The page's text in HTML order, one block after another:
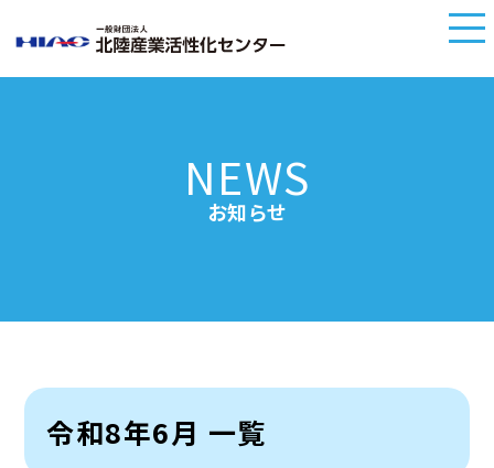
NEWS
お知らせ
令和8年6月 一覧